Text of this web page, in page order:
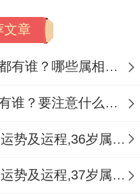
。
的时机？
驿马星动可能带来异
但务必进行周密的市
年更适合为未来的转
文章
2023年发横财的生肖都有谁？哪些属相财运旺盛？
2023年不顺的生肖都有谁？要注意什么呢？
1988年属龙女2024年运势及运程,36岁属龙人2024全年每月运势女性如何
1987年属兔女2024年运势及运程,37岁属兔人2024全年每月运势女性如何